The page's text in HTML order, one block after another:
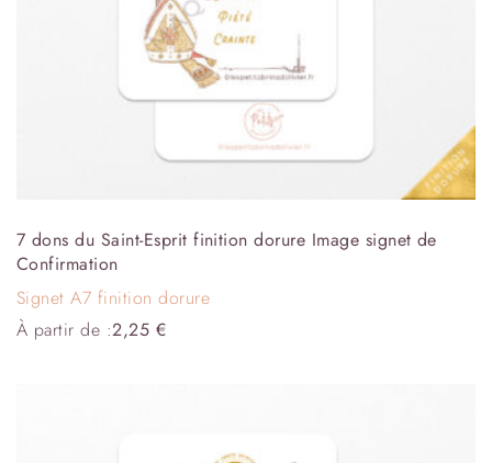
7 dons du Saint-Esprit finition dorure Image signet de
Confirmation
Signet A7 finition dorure
À partir de :2,25 €